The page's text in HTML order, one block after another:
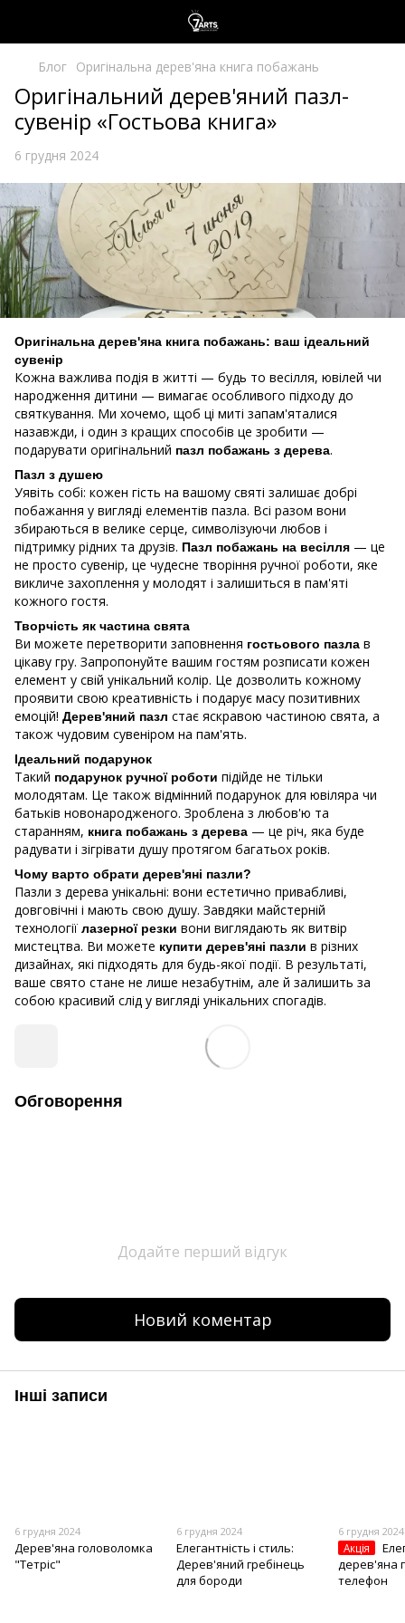
Блог Оригінальна дерев'яна книга побажань
Оригінальний дерев'яний пазл-
сувенір «Гостьова книга»
6 грудня 2024
Оригінальна дерев'яна книга побажань: ваш ідеальний
сувенір
Кожна важлива подія в житті — будь то весілля, ювілей чи
народження дитини — вимагає особливого підходу до
святкування. Ми хочемо, щоб ці миті запам'яталися
назавжди, і один з кращих способів це зробити —
подарувати оригінальний пазл побажань з дерева.
Пазл з душею
Уявіть собі: кожен гість на вашому святі залишає добрі
побажання у вигляді елементів пазла. Всі разом вони
збираються в велике серце, символізуючи любов і
підтримку рідних та друзів. Пазл побажань на весілля — це
не просто сувенір, це чудесне творіння ручної роботи, яке
викличе захоплення у молодят і залишиться в пам'яті
кожного гостя.
Творчість як частина свята
Ви можете перетворити заповнення гостьового пазла в
цікаву гру. Запропонуйте вашим гостям розписати кожен
елемент у свій унікальний колір. Це дозволить кожному
проявити свою креативність і подарує масу позитивних
емоцій! Дерев'яний пазл стає яскравою частиною свята, а
також чудовим сувеніром на пам'ять.
Ідеальний подарунок
Такий подарунок ручної роботи підійде не тільки
молодятам. Це також відмінний подарунок для ювіляра чи
батьків новонародженого. Зроблена з любов'ю та
старанням, книга побажань з дерева — це річ, яка буде
радувати і зігрівати душу протягом багатьох років.
Чому варто обрати дерев'яні пазли?
Пазли з дерева унікальні: вони естетично привабливі,
довговічні і мають свою душу. Завдяки майстерній
технології лазерної резки вони виглядають як витвір
мистецтва. Ви можете купити дерев'яні пазли в різних
дизайнах, які підходять для будь-якої події. В результаті,
ваше свято стане не лише незабутнім, але й залишить за
собою красивий слід у вигляді унікальних спогадів.
Обговорення
Додайте перший відгук
Новий коментар
Інші записи
6 грудня 2024
Дерев'яна головоломка
"Тетріс"
6 грудня 2024
Елегантність і стиль:
Дерев'яний гребінець
для бороди
6 грудня 2024
Акція
дерев'яна
телефон